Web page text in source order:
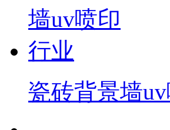
瓷砖背景墙